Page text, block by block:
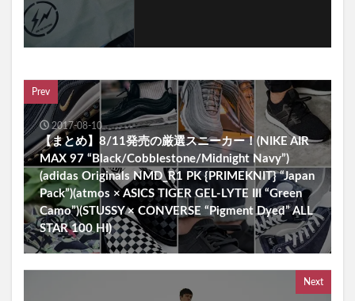
Prev
2017-08-10
【まとめ】8/11発売の厳選スニーカー！(NIKE AIR
MAX 97 “Black/Cobblestone/Midnight Navy”)
(adidas Originals NMD_R1 PK {PRIMEKNIT} “Japan
Pack”)(atmos × ASICS TIGER GEL-LYTE III “Green
Camo”)(STUSSY × CONVERSE “Pigment Dyed” ALL
STAR 100 HI)
Next